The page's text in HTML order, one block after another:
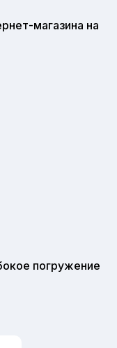
магазина на
погружение